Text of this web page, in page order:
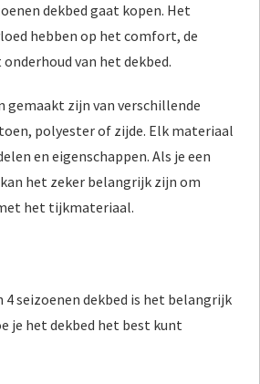
dekbed gaat kopen. Het
hebben op het comfort, de
van het dekbed.
zijn van verschillende
polyester of zijde. Elk materiaal
en eigenschappen. Als je een
het zeker belangrijk zijn om
het tijkmateriaal.
4 seizoenen dekbed is het belangrijk
je het dekbed het best kunt